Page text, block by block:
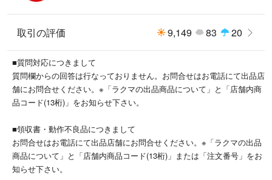
■状態等は画像をご確認・ご参照下さい。
■こちらの商品はお客様から買取させていただいた商品であり、人の手を
経た商品です。
■支払い後、土日祝を除く３営業日以内に発送いたします。
こちらの商品はラクマ公式パートナーのなんでもリサイクルビッグバンラ
取引の評価 9,149 83 20
■質問対応につきまして
質問欄からの回答は行なっておりません。お問合せはお電話にて出品店
舗にお問合せください。※「ラクマの出品商品について」と「店舗内商
品コード(13桁)」をお知らせ下さい。
■領収書・動作不良品につきまして
お問合せはお電話にて出品店舗にお問合せください。※「ラクマの出品
商品について」と「店舗内商品コード(13桁)」または「注文番号」をお
知らせ下さい。